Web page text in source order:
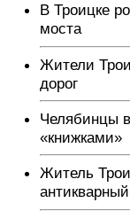
В Троицке
моста
Жители
дорог
Челябинцы
«книжками»
Житель